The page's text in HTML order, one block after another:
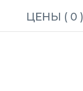
ЦЕНЫ ( 0 )